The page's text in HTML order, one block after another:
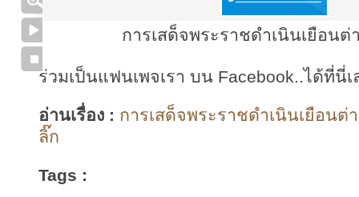
การเสด็จพระราชดำเนินเยือนต่
ร่วมเป็นแฟนเพจเรา บน Facebook..ได้ที่นี่เ
อ่านเรื่อง : การเสด็จพระราชดำเนินเยือนต่
ลิ๊ก
Tags :